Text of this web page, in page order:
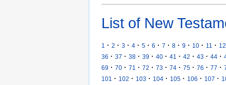
List of New
1 · 2 · 3 · 4 · 5 · 6 · 7 · 8 · 9 · 10 · 11 · 12
36 · 37 · 38 · 39 · 40 · 41 · 42 · 43 · 44 ·
69 · 70 · 71 · 72 · 73 · 74 · 75 · 76 · 77 ·
101
· 102 · 103 · 104 · 105 · 106 · 107 ·